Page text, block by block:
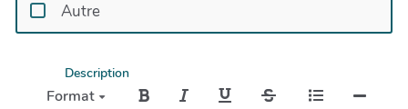
Autre
Description
Format